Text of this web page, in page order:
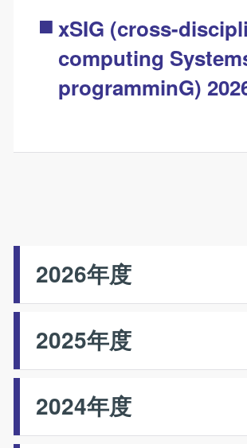
xSIG (cross-
computing
programminG)
2026年度
2025年度
2024年度